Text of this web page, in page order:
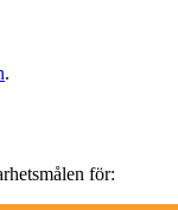
.
för: